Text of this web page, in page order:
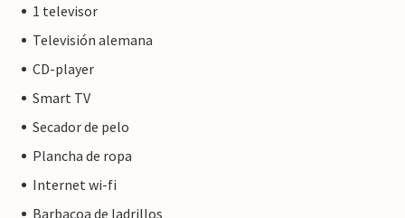
1 televisor
Televisión alemana
CD-player
Smart TV
Secador de pelo
Plancha de ropa
Internet wi-fi
Barbacoa de ladrillos